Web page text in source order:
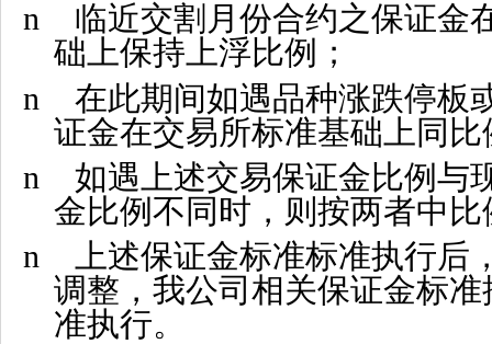
n
临近交割月份合约之保证金
础上保持上浮比例；
n
在此期间如遇品种涨跌停板
证金在交易所标准基础上同比
n
如遇上述交易保证金比例与
金比例不同时，则按两者中
n
上述保证金标准标准执行后
调整，我公司相关保证金标
准执行。